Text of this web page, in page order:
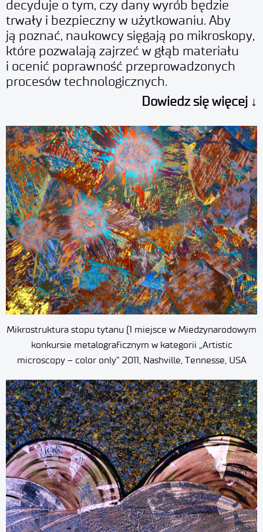
decyduje o tym, czy dany wyrób będzie
trwały i bezpieczny w użytkowaniu. Aby
ją poznać, naukowcy sięgają po mikroskopy,
które pozwalają zajrzeć w głąb materiału
i ocenić poprawność przeprowadzonych
procesów technologicznych.
Dowiedz się więcej ↓
Mikrostruktura stopu tytanu (1 miejsce w Miedzynarodowym
konkursie metalograficznym w kategorii „Artistic
microscopy – color only” 2011, Nashville, Tennesse, USA